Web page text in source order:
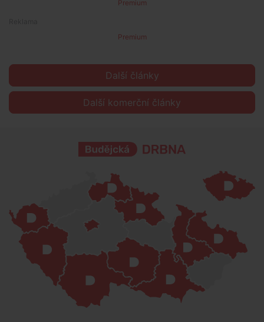
Premium
Premium
Další články
Další komerční články